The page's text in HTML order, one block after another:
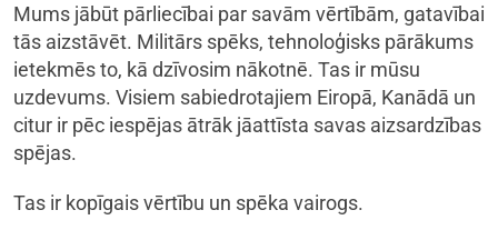
Mums jābūt pārliecībai par savām vērtībām, gatavībai
tās aizstāvēt. Militārs spēks, tehnoloģisks pārākums
ietekmēs to, kā dzīvosim nākotnē. Tas ir mūsu
uzdevums. Visiem sabiedrotajiem Eiropā, Kanādā un
citur ir pēc iespējas ātrāk jāattīsta savas aizsardzības
spējas.
Tas ir kopīgais vērtību un spēka vairogs.